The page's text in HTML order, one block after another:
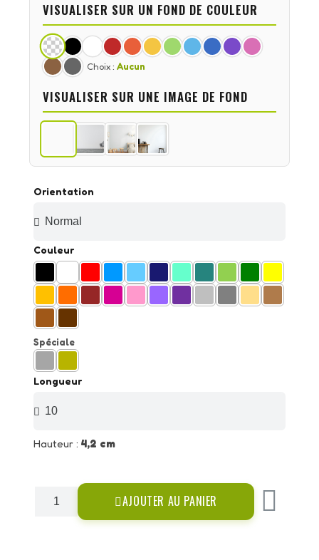
Orientation
Couleur
Spéciale
Longueur
Hauteur : 4,2 cm
AJOUTER AU PANIER
VISUALISER SUR UN FOND DE COULEUR
Choix : Aucun
VISUALISER SUR UNE IMAGE DE FOND